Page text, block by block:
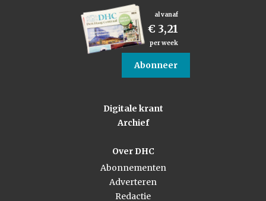
al vanaf
€ 3,21
per week
Abonneer
Digitale krant
Archief
Over DHC
Abonnementen
Adverteren
Redactie